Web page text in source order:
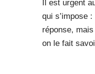
Il est urgent
qui s’impose
réponse,
on le fait